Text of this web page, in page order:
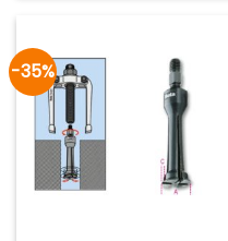
-35%